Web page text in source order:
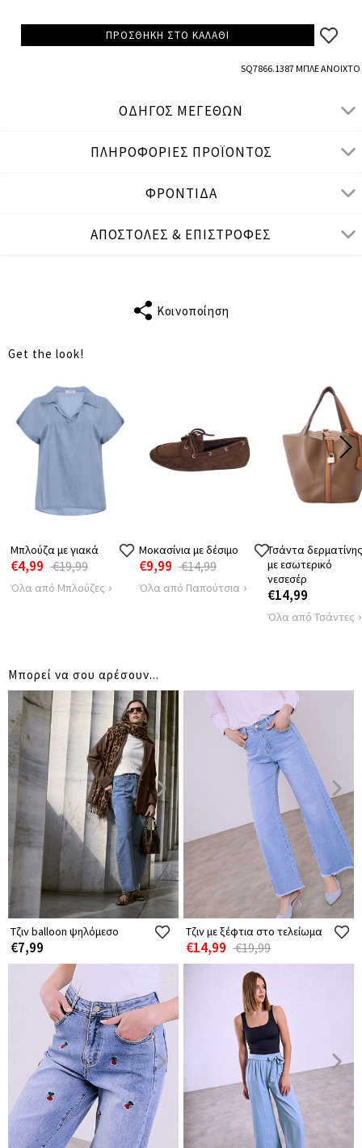
ΠΡΟΣΘΗΚΗ ΣΤΟ ΚΑΛΑΘΙ
SQ7866.1387 ΜΠΛΕ ΑΝΟΙΧΤΟ
ΟΔΗΓΟΣ ΜΕΓΕΘΩΝ
● ΧΑΛΑΡΗ ΕΦΑΡΜΟΓΗ, ΨΗΛΟΜΕΣΟ
in
ΜΗΚΟΣ
ΕΣΩΤΕΡΙΚΟ
ΜΗΚΟΣ ΠΑΤΖΑΚΙ
S-M L-XL
118
ΠΛΗΡΟΦΟΡΙΕΣ ΠΡΟΪΟΝΤΟΣ
ΦΡΟΝΤΙΔΑ
ΑΠΟΣΤΟΛΕΣ & ΕΠΙΣΤΡΟΦΕΣ
Κοινοποίηση
Get the look!
Μπλούζα με γιακά
€4,99 €19,99
Όλα από Μπλούζες
Μοκασίνια με δέσιμο
€9,99 €14,99
Όλα από Παπούτσια
Τσάντα δερματίνης
με εσωτερικό
νεσεσέρ
€14,99
Όλα από Τσάντες
Μπορεί να σου αρέσουν...
Τζιν balloon ψηλόμεσο
€7,99
Τζιν με ξέφτια στο τελείωμα
€14,99 €19,99